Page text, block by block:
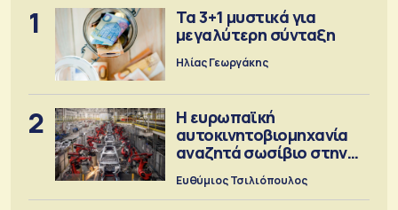
1
Τα 3+1 μυστικά για
μεγαλύτερη σύνταξη
Ηλίας Γεωργάκης
2
Η ευρωπαϊκή
αυτοκινητοβιομηχανία
αναζητά σωσίβιο στην
Κίνα
Ευθύμιος Τσιλιόπουλος